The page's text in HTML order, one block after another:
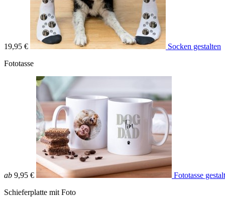
19,95 €
Socken gestalten
Fototasse
ab 9,95 €
Fototasse
Schieferplatte mit Foto